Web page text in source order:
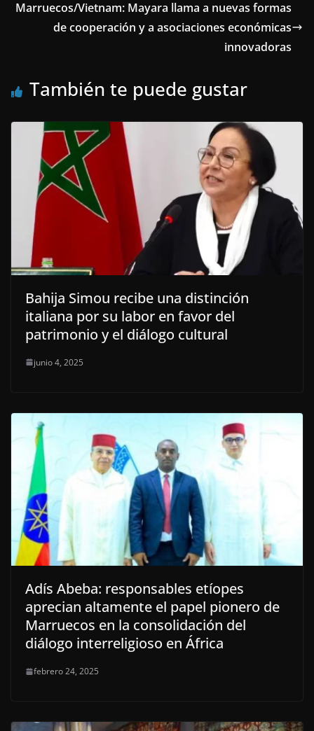
Marruecos/Vietnam: Mayara llama a nuevas formas
de cooperación y a asociaciones económicas
innovadoras
También te puede gustar
Bahija Simou recibe una distinción
italiana por su labor en favor del
patrimonio y el diálogo cultural
junio 4, 2025
Adís Abeba: responsables etíopes
aprecian altamente el papel pionero de
Marruecos en la consolidación del
diálogo interreligioso en África
febrero 24, 2025